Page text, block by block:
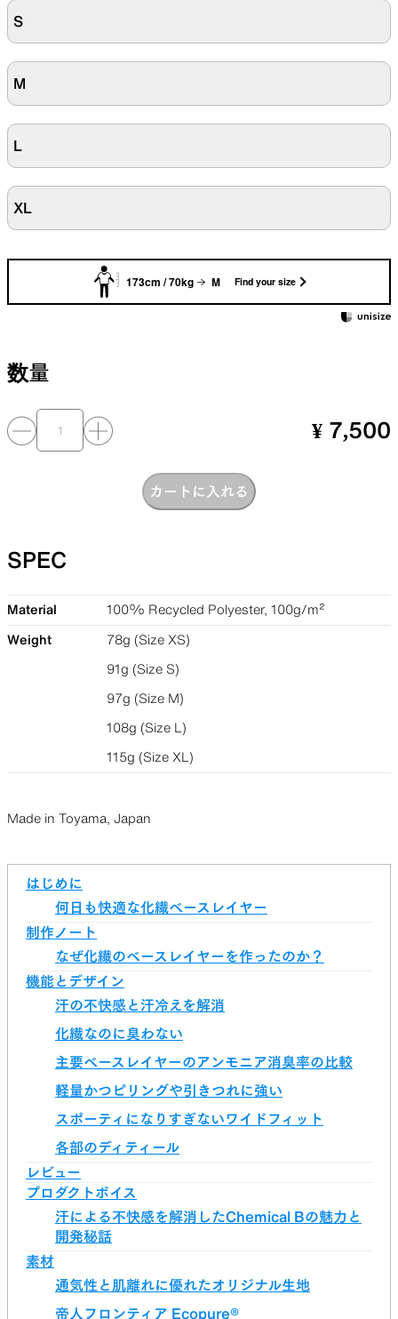
S
M
L
XL
173cm / 70kg M Find your size
数量
¥ 7,500
カートに入れる
SPEC
Material 100% Recycled Polyester, 100g/m²
Weight 78g (Size XS)
91g (Size S)
97g (Size M)
108g (Size L)
115g (Size XL)
Made in Toyama, Japan
はじめに
何日も快適な化繊ベースレイヤー
制作ノート
なぜ化繊のベースレイヤーを作ったのか？
機能とデザイン
汗の不快感と汗冷えを解消
化繊なのに臭わない
主要ベースレイヤーのアンモニア消臭率の比較
軽量かつピリングや引きつれに強い
スポーティになりすぎないワイドフィット
各部のディティール
レビュー
プロダクトボイス
汗による不快感を解消したChemical Bの魅力と
開発秘話
素材
通気性と肌離れに優れたオリジナル生地
帝人フロンティア Ecopure®